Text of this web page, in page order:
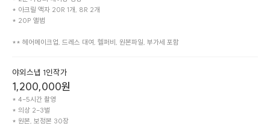
* 아크릴 액자 20R 1개, 8R 2개
* 20P 앨범
** 헤어메이크업, 드레스 대여, 헬퍼비, 원본파일, 부가세 포함
야외스냅 1인작가
1,200,000원
* 4-5시간 촬영
* 의상 2-3벌
* 원본, 보정본 30장